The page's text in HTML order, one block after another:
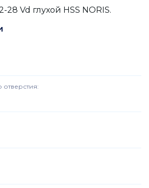
28 Vd глухой HSS NORIS.
: